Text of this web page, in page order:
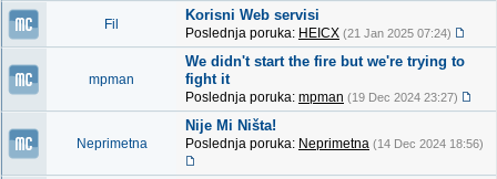
Fil
Korisni Web servisi
Poslednja poruka: HEICX (21 Jan 2025 07:24)
mpman
We didn't start the fire but we're trying to
fight it
Poslednja poruka: mpman (19 Dec 2024 23:27)
Neprimetna
Nije Mi Ništa!
Poslednja poruka: Neprimetna (14 Dec 2024 18:56)